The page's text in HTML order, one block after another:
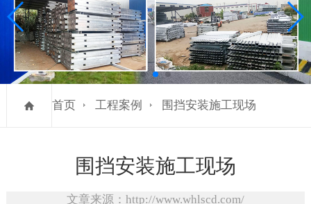
首页 工程案例 围挡安装施工现场
围挡安装施工现场
文章来源：http://www.whlscd.com/